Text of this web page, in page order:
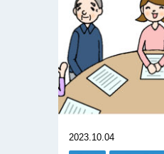
2023.10.04